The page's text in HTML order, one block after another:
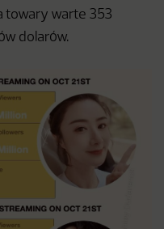
towary warte 353
dolarów.